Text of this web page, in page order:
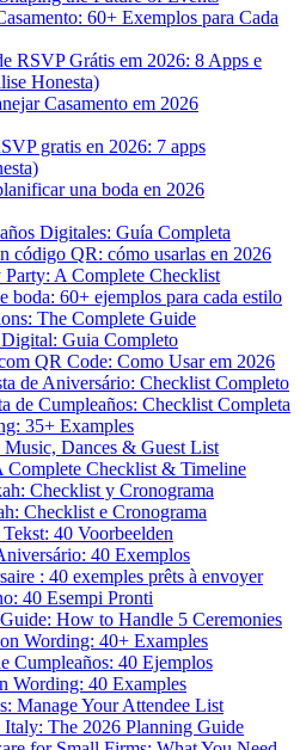
60+ Exemplos para Cada
RSVP Grátis em 2026: 8 Apps e
Honesta)
Casamento em 2026
gratis en 2026: 7 apps
una boda en 2026
Digitales: Guía Completa
código QR: cómo usarlas en 2026
A Complete Checklist
boda: 60+ ejemplos para cada estilo
The Complete Guide
Guia Completo
QR Code: Como Usar em 2026
de Aniversário: Checklist Completo
de Cumpleaños: Checklist Completa
35+ Examples
Dances & Guest List
Checklist & Timeline
Checklist y Cronograma
Checklist e Cronograma
40 Voorbeelden
40 Exemplos
: 40 exemples prêts à envoyer
40 Esempi Pronti
How to Handle 5 Ceremonies
Wording: 40+ Examples
Cumpleaños: 40 Ejemplos
Wording: 40 Examples
Manage Your Attendee List
The 2026 Planning Guide